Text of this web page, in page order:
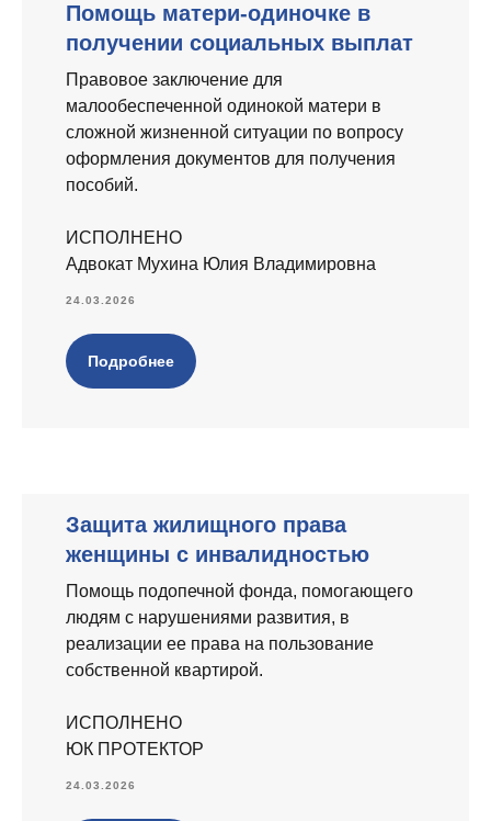
Помощь матери-одиночке в
получении социальных выплат
Правовое заключение для
малообеспеченной одинокой матери в
сложной жизненной ситуации по вопросу
оформления документов для получения
пособий.
ИСПОЛНЕНО
Адвокат Мухина Юлия Владимировна
24.03.2026
Подробнее
Защита жилищного права
женщины с инвалидностью
Помощь подопечной фонда, помогающего
людям с нарушениями развития, в
реализации ее права на пользование
собственной квартирой.
ИСПОЛНЕНО
ЮК ПРОТЕКТОР
24.03.2026